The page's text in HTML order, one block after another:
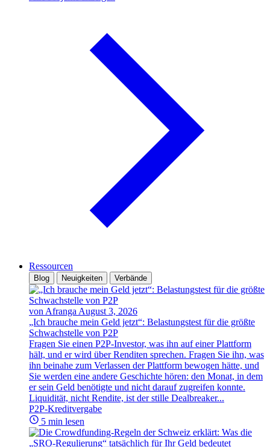
Ressourcen
Blog Neuigkeiten Verbände
von Afranga August 3, 2026
„Ich brauche mein Geld jetzt“: Belastungstest für die größte
Schwachstelle von P2P
Fragen Sie einen P2P-Investor, was ihn auf einer Plattform
hält, und er wird über Renditen sprechen. Fragen Sie ihn, was
ihn beinahe zum Verlassen der Plattform bewogen hätte, und
Sie werden eine andere Geschichte hören: den Monat, in dem
er sein Geld benötigte und nicht darauf zugreifen konnte.
Liquidität, nicht Rendite, ist der stille Dealbreaker...
P2P-Kreditvergabe
5 min lesen